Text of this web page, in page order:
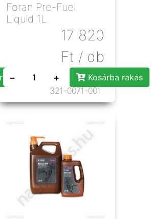
Foran Pre-Fuel
Liquid 1L
17 820
Ft / db
− +
Kosárba rakás
321-0071-001